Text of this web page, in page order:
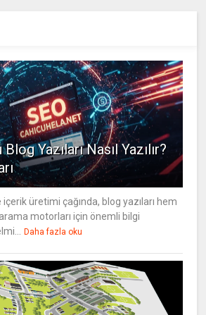
Yazıları Nasıl Yazılır?
üretimi çağında, blog yazıları hem
motorları için önemli bilgi
Daha fazla oku